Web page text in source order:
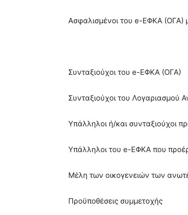
Ασφαλισμένοι του e-ΕΦΚΑ (ΟΓΑ)
Συνταξιούχοι του e-ΕΦΚΑ (ΟΓΑ)
Συνταξιούχοι του Λογαριασμού
Υπάλληλοι ή/και συνταξιούχοι
Υπάλληλοι του e-ΕΦΚΑ που
Μέλη των οικογενειών των
Προϋποθέσεις συμμετοχής